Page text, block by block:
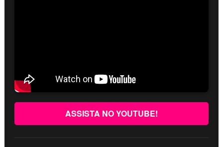
ASSISTA NO YOUTUBE!